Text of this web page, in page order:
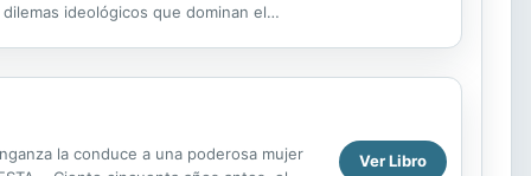
ideológicos que dominan el
la conduce a una poderosa mujer
Ver Libro